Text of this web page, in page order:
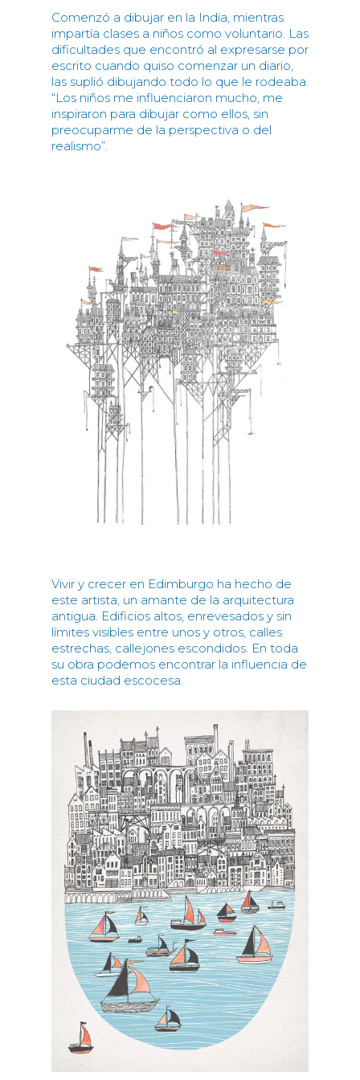
Comenzó a dibujar en la India, mientras
impartía clases a niños como voluntario. Las
dificultades que encontró al expresarse por
escrito cuando quiso comenzar un diario,
las suplió dibujando todo lo que le rodeaba.
“Los niños me influenciaron mucho, me
inspiraron para dibujar como ellos, sin
preocuparme de la perspectiva o del
realismo”.
Vivir y crecer en Edimburgo ha hecho de
este artista, un amante de la arquitectura
antigua. Edificios altos, enrevesados y sin
límites visibles entre unos y otros, calles
estrechas, callejones escondidos. En toda
su obra podemos encontrar la influencia de
esta ciudad escocesa.